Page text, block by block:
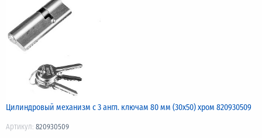
Цилиндровый механизм с 3 англ. ключам 80 мм (30х50) хром 820930509
Артикул: 820930509